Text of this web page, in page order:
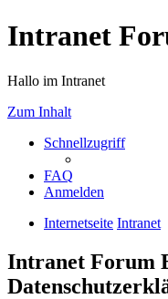
Intranet
Hallo im Intranet
Zum Inhalt
Schnellzugriff
FAQ
Anmelden
Internetseite Intranet
Intranet Forum